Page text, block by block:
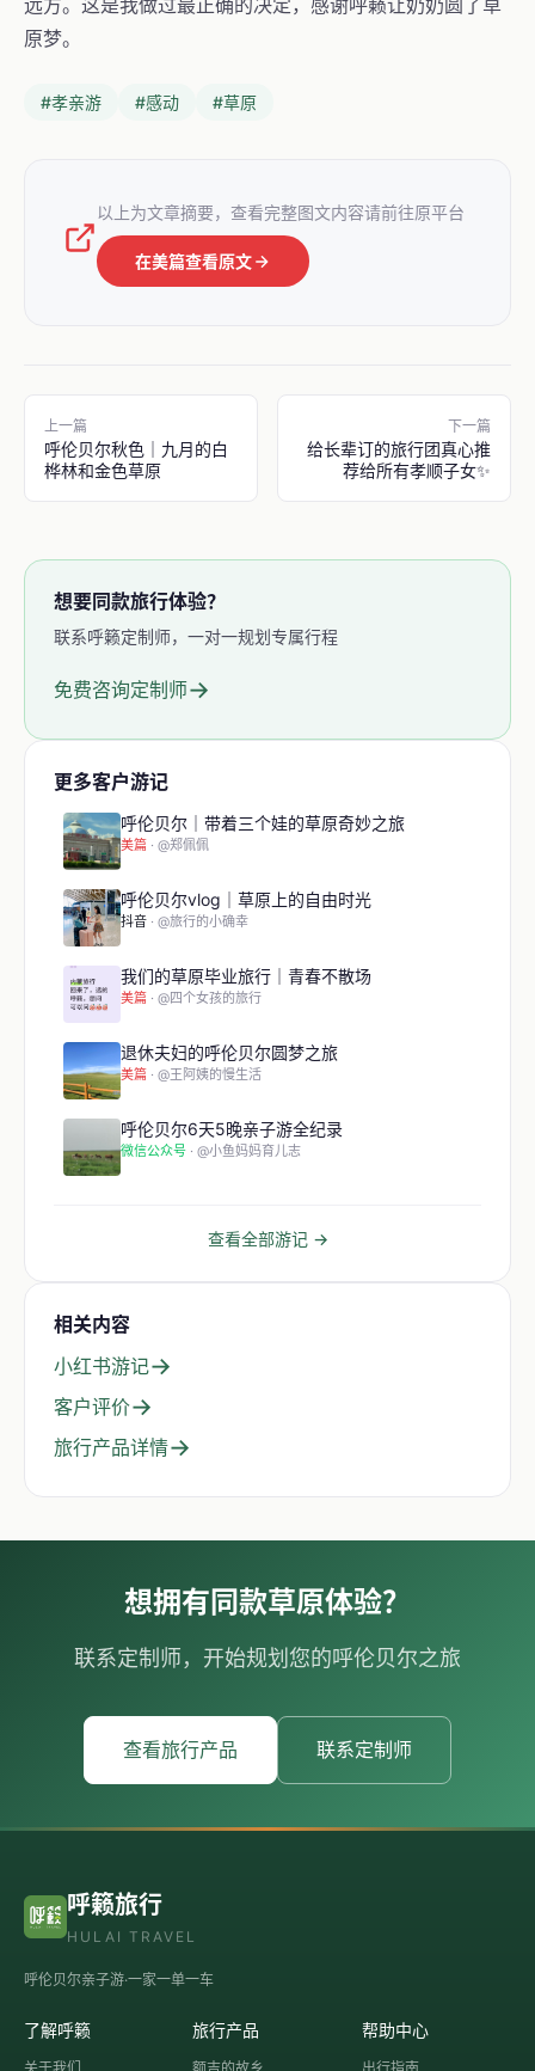
远方。这是我做过最正确的决定，感谢呼籁让奶奶圆了草
原梦。
#孝亲游 #感动 #草原
以上为文章摘要，查看完整图文内容请前往原平台
在美篇查看原文
上一篇
呼伦贝尔秋色｜九月的白
桦林和金色草原
下一篇
给长辈订的旅行团真心推
荐给所有孝顺子女✨
想要同款旅行体验？
联系呼籁定制师，一对一规划专属行程
免费咨询定制师→
更多客户游记
呼伦贝尔｜带着三个娃的草原奇妙之旅
美篇 · @郑佩佩
呼伦贝尔vlog｜草原上的自由时光
抖音 · @旅行的小确幸
我们的草原毕业旅行｜青春不散场
美篇 · @四个女孩的旅行
退休夫妇的呼伦贝尔圆梦之旅
美篇 · @王阿姨的慢生活
呼伦贝尔6天5晚亲子游全纪录
微信公众号 · @小鱼妈妈育儿志
查看全部游记 →
相关内容
小红书游记→
客户评价→
旅行产品详情→
想拥有同款草原体验？
联系定制师，开始规划您的呼伦贝尔之旅
查看旅行产品 联系定制师
呼籁旅行
HULAI TRAVEL
呼伦贝尔亲子游·一家一单一车
了解呼籁 旅行产品 帮助中心